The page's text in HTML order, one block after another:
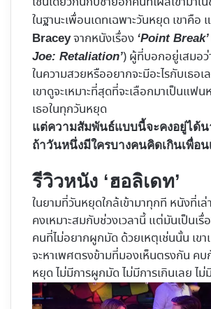
ในฐานะเพื่อนเดทเฉพาะวันหยุด เขาคือ
Braceyจากหนังเรื่อง ‘Point Break’
Joe: Retaliation’) ผู้ที่บอกอยู่เสมอว่
ในความสวยหรืออยากจะมีอะไรกับเธอ
เขาดูจะเหมาะที่สุดที่จะเลือกมาเป็นแฟ
เธอในทุกวันหยุด
แต่ความสัมพันธ์แบบนี้จะคงอยู่ได้น
ถ้าวันหนึ่งมีใครบางคนคิดเกินเพื่อน
รีวิวหนัง ‘ฮอลิเดท’
ในยามที่วันหยุดใกล้เข้ามาทุกที หนังที่เล่
คงเหมาะสมกับช่วงเวลานี้ แต่มันเป็นเ
คนที่ไม่อยากผูกมัด ด้วยเหตุเช่นนั้น เขา
จะหาเพศตรงข้ามที่มองเห็นตรงกัน ค
หยุด ไม่มีการผูกมัด ไม่มีการเกินเลย ไม่